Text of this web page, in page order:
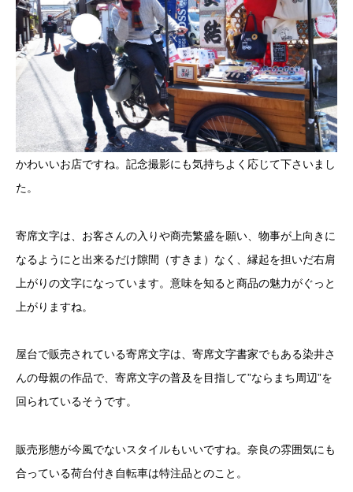
かわいいお店ですね。記念撮影にも気持ちよく応じて下さいまし
た。
寄席文字は、お客さんの入りや商売繁盛を願い、物事が上向きに
なるようにと出来るだけ隙間（すきま）なく、縁起を担いだ右肩
上がりの文字になっています。意味を知ると商品の魅力がぐっと
上がりますね。
屋台で販売されている寄席文字は、寄席文字書家でもある染井さ
んの母親の作品で、寄席文字の普及を目指して”ならまち周辺”を
回られているそうです。
販売形態が今風でないスタイルもいいですね。奈良の雰囲気にも
合っている荷台付き自転車は特注品とのこと。